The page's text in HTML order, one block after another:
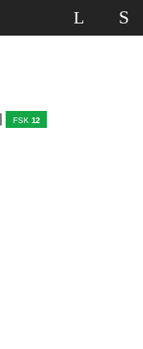
FSK 12